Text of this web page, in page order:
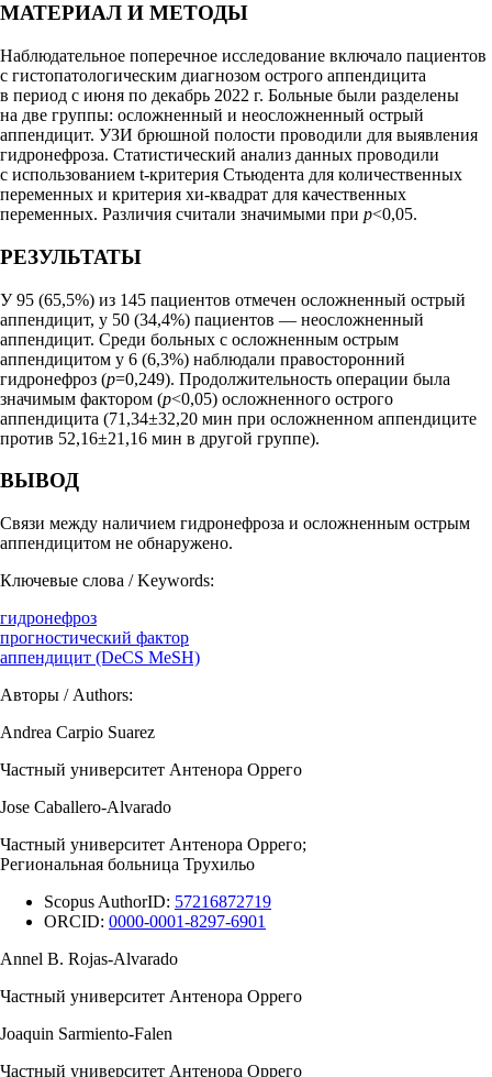
МАТЕРИАЛ И МЕТОДЫ
Наблюдательное поперечное исследование включало пациентов
с гистопатологическим диагнозом острого аппендицита
в период с июня по декабрь 2022 г. Больные были разделены
на две группы: осложненный и неосложненный острый
аппендицит. УЗИ брюшной полости проводили для выявления
гидронефроза. Статистический анализ данных проводили
с использованием t-критерия Стьюдента для количественных
переменных и критерия хи-квадрат для качественных
переменных. Различия считали значимыми при p<0,05.
РЕЗУЛЬТАТЫ
У 95 (65,5%) из 145 пациентов отмечен осложненный острый
аппендицит, у 50 (34,4%) пациентов — неосложненный
аппендицит. Среди больных с осложненным острым
аппендицитом у 6 (6,3%) наблюдали правосторонний
гидронефроз (p=0,249). Продолжительность операции была
значимым фактором (p<0,05) осложненного острого
аппендицита (71,34±32,20 мин при осложненном аппендиците
против 52,16±21,16 мин в другой группе).
ВЫВОД
Связи между наличием гидронефроза и осложненным острым
аппендицитом не обнаружено.
Ключевые слова / Keywords:
гидронефроз
прогностический фактор
аппендицит (DeCS MeSH)
Авторы / Authors:
Andrea Carpio Suarez
Частный университет Антенора Оррего
Jose Caballero-Alvarado
Частный университет Антенора Оррего;
Региональная больница Трухильо
Scopus AuthorID: 57216872719
ORCID: 0000-0001-8297-6901
Annel B. Rojas-Alvarado
Частный университет Антенора Оррего
Joaquin Sarmiento-Falen
Частный университет Антенора Оррего